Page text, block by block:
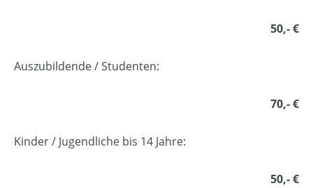
50,- €
Auszubildende / Studenten:
70,- €
Kinder / Jugendliche bis 14 Jahre:
50,- €